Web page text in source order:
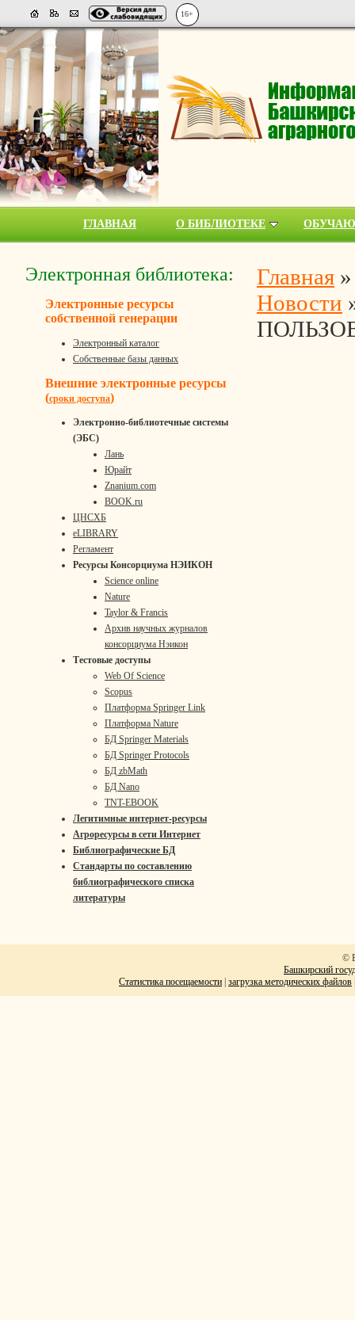
16+
ГЛАВНАЯ О БИБЛИОТЕКЕ
Электронная библиотека:
Электронные ресурсы
собственной генерации
Электронный каталог
Собственные базы данных
Внешние электронные ресурсы
(сроки доступа)
Электронно-библиотечные системы
(ЭБС)
Лань
Юрайт
Znanium.com
BOOK.ru
ЦНСХБ
eLIBRARY
Регламент
Ресурсы Консорциума НЭИКОН
Science online
Nature
Taylor & Francis
Архив научных журналов
консорциума Нэикон
Тестовые доступы
Web Of Science
Scopus
Платформа Springer Link
Платформа Nature
БД Springer Materials
БД Springer Protocols
БД zbMath
БД Nano
TNT-EBOOK
Легитимные интернет-ресурсы
Агроресурсы в сети Интернет
Библиографические БД
Стандарты по составлению
библиографического списка
литературы
Главная
Новости
©
Башкирский
Статистика посещаемости загрузка методических файлов